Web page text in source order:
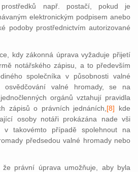
prostředků např. postačí, pokud je
elektronickým podpisem anebo
podoby prostřednictvím autorizované
kdy zákonná úprava vyžaduje přijetí
notářského zápisu, a to především
společníka v působnosti valné
valné hromady, se na
orgánů vztahují pravidla
zápisů o právních jednáních, [8] kde
osoby notáři prokázána nade vši
takovémto případě spolehnout na
předsedou valné hromady nebo
právní úprava umožňuje, aby byla